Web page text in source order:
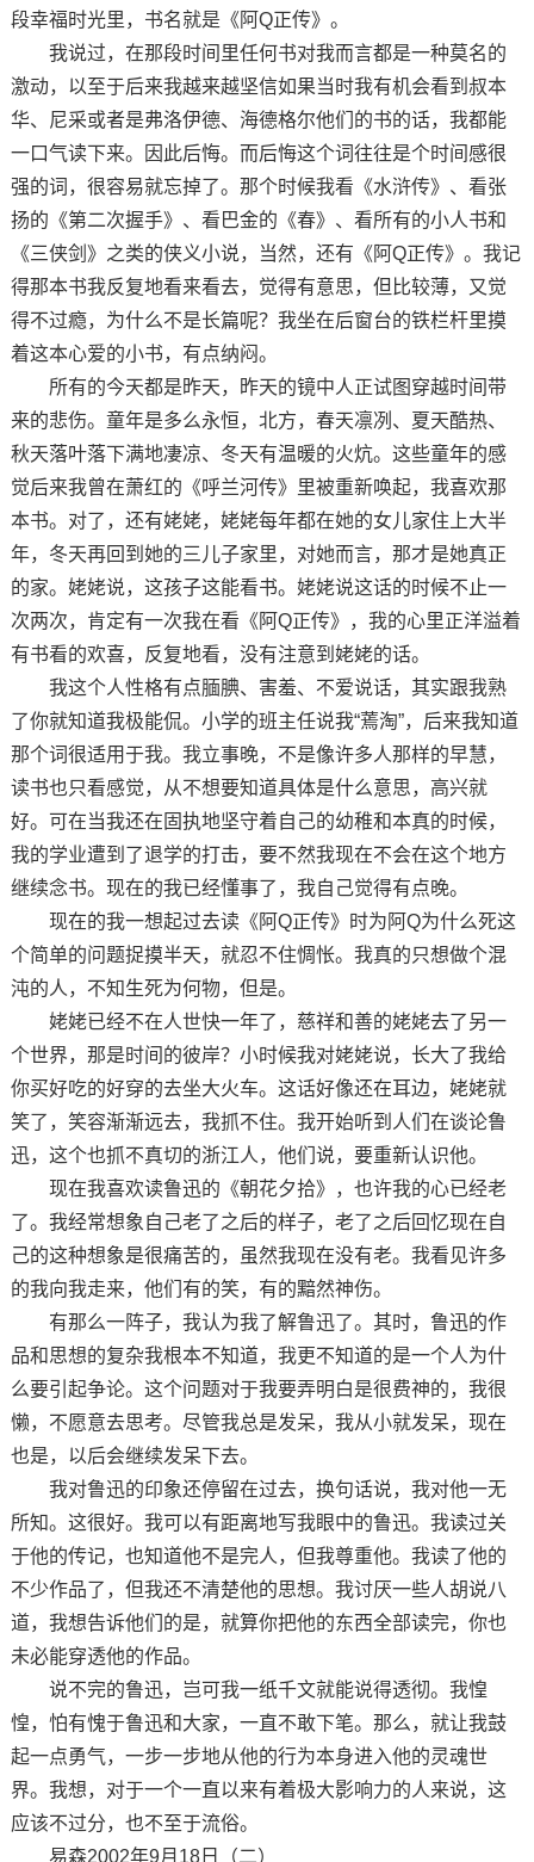
段幸福时光里，书名就是《阿Q正传》。
我说过，在那段时间里任何书对我而言都是一种莫名的
激动，以至于后来我越来越坚信如果当时我有机会看到叔本
华、尼采或者是弗洛伊德、海德格尔他们的书的话，我都能
一口气读下来。因此后悔。而后悔这个词往往是个时间感很
强的词，很容易就忘掉了。那个时候我看《水浒传》、看张
扬的《第二次握手》、看巴金的《春》、看所有的小人书和
《三侠剑》之类的侠义小说，当然，还有《阿Q正传》。我记
得那本书我反复地看来看去，觉得有意思，但比较薄，又觉
得不过瘾，为什么不是长篇呢？我坐在后窗台的铁栏杆里摸
着这本心爱的小书，有点纳闷。
所有的今天都是昨天，昨天的镜中人正试图穿越时间带
来的悲伤。童年是多么永恒，北方，春天凛冽、夏天酷热、
秋天落叶落下满地凄凉、冬天有温暖的火炕。这些童年的感
觉后来我曾在萧红的《呼兰河传》里被重新唤起，我喜欢那
本书。对了，还有姥姥，姥姥每年都在她的女儿家住上大半
年，冬天再回到她的三儿子家里，对她而言，那才是她真正
的家。姥姥说，这孩子这能看书。姥姥说这话的时候不止一
次两次，肯定有一次我在看《阿Q正传》，我的心里正洋溢着
有书看的欢喜，反复地看，没有注意到姥姥的话。
我这个人性格有点腼腆、害羞、不爱说话，其实跟我熟
了你就知道我极能侃。小学的班主任说我“蔫淘”，后来我知道
那个词很适用于我。我立事晚，不是像许多人那样的早慧，
读书也只看感觉，从不想要知道具体是什么意思，高兴就
好。可在当我还在固执地坚守着自己的幼稚和本真的时候，
我的学业遭到了退学的打击，要不然我现在不会在这个地方
继续念书。现在的我已经懂事了，我自己觉得有点晚。
现在的我一想起过去读《阿Q正传》时为阿Q为什么死这
个简单的问题捉摸半天，就忍不住惆怅。我真的只想做个混
沌的人，不知生死为何物，但是。
姥姥已经不在人世快一年了，慈祥和善的姥姥去了另一
个世界，那是时间的彼岸？小时候我对姥姥说，长大了我给
你买好吃的好穿的去坐大火车。这话好像还在耳边，姥姥就
笑了，笑容渐渐远去，我抓不住。我开始听到人们在谈论鲁
迅，这个也抓不真切的浙江人，他们说，要重新认识他。
现在我喜欢读鲁迅的《朝花夕拾》，也许我的心已经老
了。我经常想象自己老了之后的样子，老了之后回忆现在自
己的这种想象是很痛苦的，虽然我现在没有老。我看见许多
的我向我走来，他们有的笑，有的黯然神伤。
有那么一阵子，我认为我了解鲁迅了。其时，鲁迅的作
品和思想的复杂我根本不知道，我更不知道的是一个人为什
么要引起争论。这个问题对于我要弄明白是很费神的，我很
懒，不愿意去思考。尽管我总是发呆，我从小就发呆，现在
也是，以后会继续发呆下去。
我对鲁迅的印象还停留在过去，换句话说，我对他一无
所知。这很好。我可以有距离地写我眼中的鲁迅。我读过关
于他的传记，也知道他不是完人，但我尊重他。我读了他的
不少作品了，但我还不清楚他的思想。我讨厌一些人胡说八
道，我想告诉他们的是，就算你把他的东西全部读完，你也
未必能穿透他的作品。
说不完的鲁迅，岂可我一纸千文就能说得透彻。我惶
惶，怕有愧于鲁迅和大家，一直不敢下笔。那么，就让我鼓
起一点勇气，一步一步地从他的行为本身进入他的灵魂世
界。我想，对于一个一直以来有着极大影响力的人来说，这
应该不过分，也不至于流俗。
易森2002年9月18日（二）